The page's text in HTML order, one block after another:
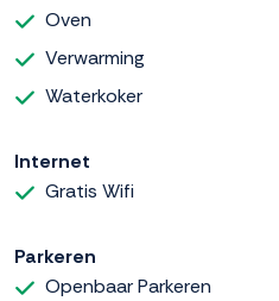
Oven
Verwarming
Waterkoker
Internet
Gratis Wifi
Parkeren
Openbaar Parkeren